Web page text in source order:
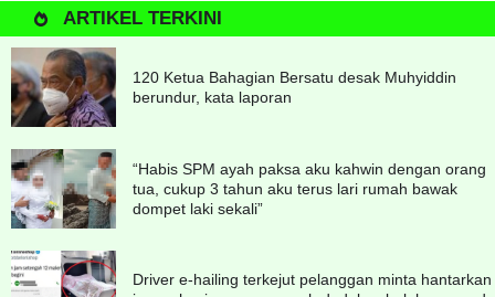
ARTIKEL TERKINI
120 Ketua Bahagian Bersatu desak Muhyiddin
berundur, kata laporan
“Habis SPM ayah paksa aku kahwin dengan orang
tua, cukup 3 tahun aku terus lari rumah bawak
dompet laki sekali”
Driver e-hailing terkejut pelanggan minta hantarkan